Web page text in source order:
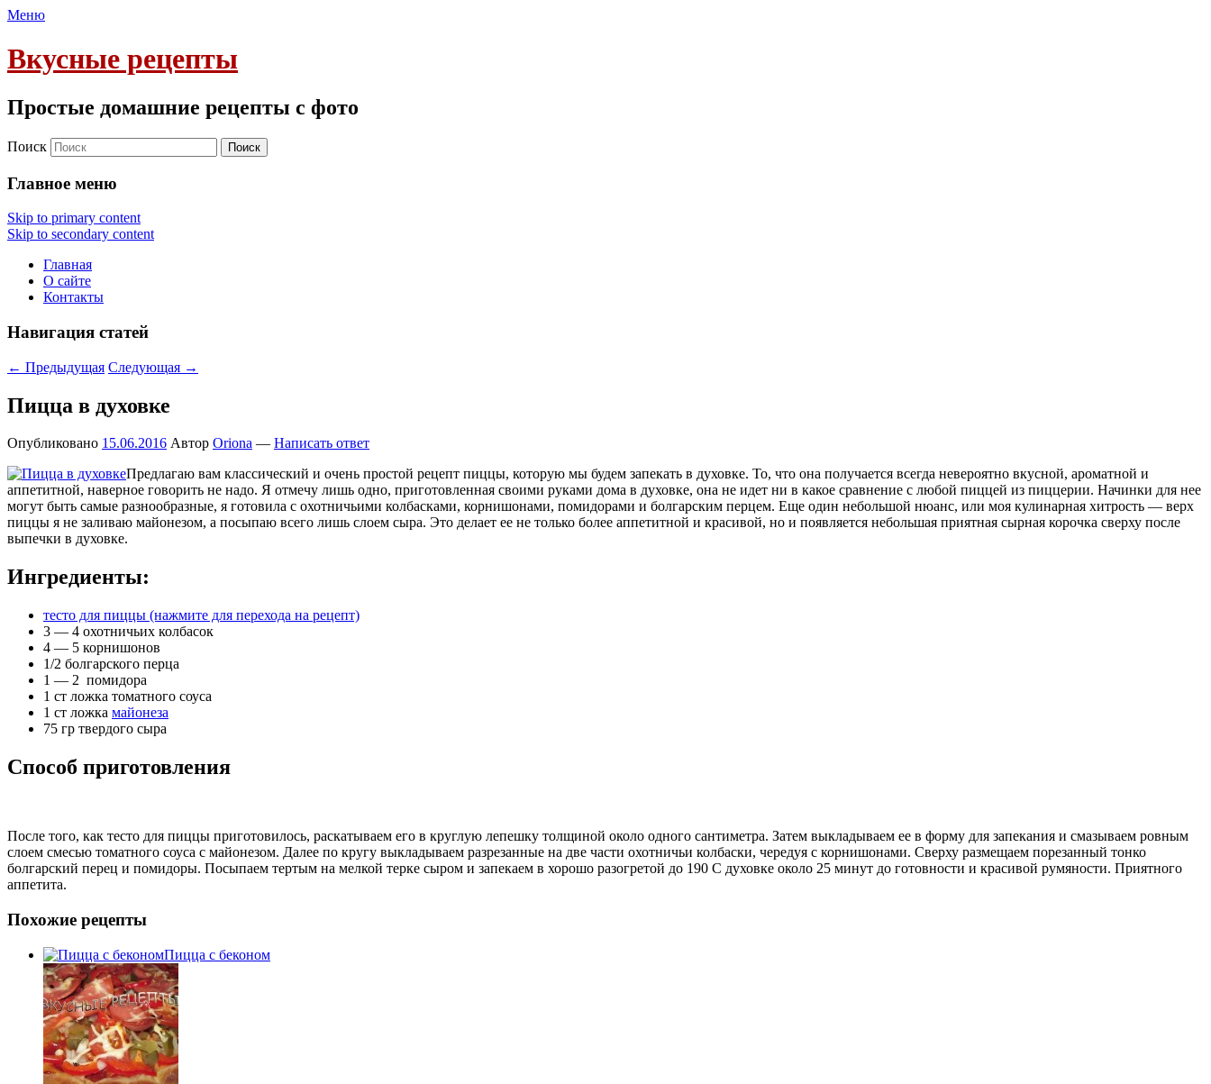
Меню
Вкусные рецепты
Простые домашние рецепты с фото
Поиск
Главное меню
Skip to primary content
Skip to secondary content
Главная
О сайте
Контакты
Навигация статей
← Предыдущая Следующая →
Пицца в духовке
Опубликовано 15.06.2016 Автор Oriona — Написать ответ
Предлагаю вам классический и очень простой рецепт пиццы, которую мы будем запекать в духовке. То, что она получается всегда невероятно вкусной, ароматной и
аппетитной, наверное говорить не надо. Я отмечу лишь одно, приготовленная своими руками дома в духовке, она не идет ни в какое сравнение с любой пиццей из пиццерии. Начинки для нее
могут быть самые разнообразные, я готовила с охотничьими колбасками, корнишонами, помидорами и болгарским перцем. Еще один небольшой нюанс, или моя кулинарная хитрость — верх
пиццы я не заливаю майонезом, а посыпаю всего лишь слоем сыра. Это делает ее не только более аппетитной и красивой, но и появляется небольшая приятная сырная корочка сверху после
выпечки в духовке.
Ингредиенты:
тесто для пиццы (нажмите для перехода на рецепт)
3 — 4 охотничьих колбасок
4 — 5 корнишонов
1/2 болгарского перца
1 — 2 помидора
1 ст ложка томатного соуса
1 ст ложка майонеза
75 гр твердого сыра
Способ приготовления
После того, как тесто для пиццы приготовилось, раскатываем его в круглую лепешку толщиной около одного сантиметра. Затем выкладываем ее в форму для запекания и смазываем ровным
слоем смесью томатного соуса с майонезом. Далее по кругу выкладываем разрезанные на две части охотничьи колбаски, чередуя с корнишонами. Сверху размещаем порезанный тонко
болгарский перец и помидоры. Посыпаем тертым на мелкой терке сыром и запекаем в хорошо разогретой до 190 С духовке около 25 минут до готовности и красивой румяности. Приятного
аппетита.
Похожие рецепты
Пицца с беконом